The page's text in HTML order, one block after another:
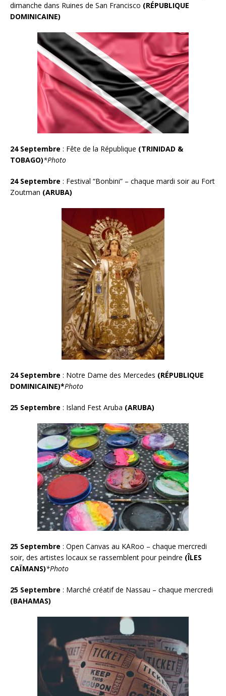
dimanche dans Ruines de San Francisco (RÉPUBLIQUE
DOMINICAINE)
24 Septembre : Fête de la République (TRINIDAD &
TOBAGO)*Photo
24 Septembre : Festival “Bonbini” – chaque mardi soir au Fort
Zoutman (ARUBA)
24 Septembre : Notre Dame des Mercedes (RÉPUBLIQUE
DOMINICAINE)*Photo
25 Septembre : Island Fest Aruba (ARUBA)
25 Septembre : Open Canvas au KARoo – chaque mercredi
soir, des artistes locaux se rassemblent pour peindre (ÎLES
CAÏMANS)*Photo
25 Septembre : Marché créatif de Nassau – chaque mercredi
(BAHAMAS)